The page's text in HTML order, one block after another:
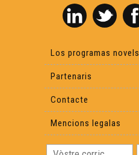
Los programas novels
Partenaris
Contacte
Mencions legalas